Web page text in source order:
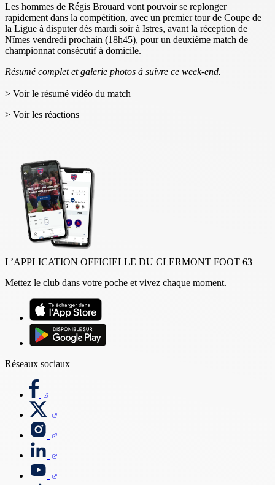
Les hommes de Régis Brouard vont pouvoir se replonger
rapidement dans la compétition, avec un premier tour de Coupe de
la Ligue à disputer dès mardi soir à Istres, avant la réception de
Nîmes vendredi prochain (18h45), pour un deuxième match de
championnat consécutif à domicile.
Résumé complet et galerie photos à suivre ce week-end.
> Voir le résumé vidéo du match
> Voir les réactions
L’APPLICATION OFFICIELLE DU CLERMONT FOOT 63
Mettez le club dans votre poche et vivez chaque moment.
Réseaux sociaux